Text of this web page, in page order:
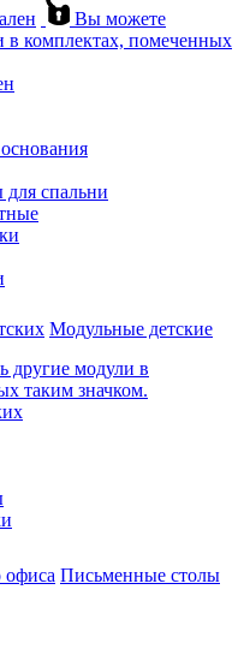
Вы можете
в комплектах, помеченных
спальни
Модульные детские
другие модули в
таким значком.
офиса Письменные столы